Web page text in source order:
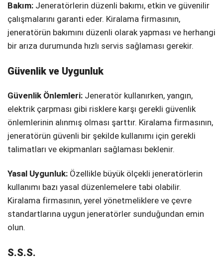
Bakım: Jeneratörlerin düzenli bakımı, etkin ve güvenilir
çalışmalarını garanti eder. Kiralama firmasının,
jeneratörün bakımını düzenli olarak yapması ve herhangi
bir arıza durumunda hızlı servis sağlaması gerekir.
Güvenlik ve Uygunluk
Güvenlik Önlemleri: Jeneratör kullanırken, yangın,
elektrik çarpması gibi risklere karşı gerekli güvenlik
önlemlerinin alınmış olması şarttır. Kiralama firmasının,
jeneratörün güvenli bir şekilde kullanımı için gerekli
talimatları ve ekipmanları sağlaması beklenir.
Yasal Uygunluk: Özellikle büyük ölçekli jeneratörlerin
kullanımı bazı yasal düzenlemelere tabi olabilir.
Kiralama firmasının, yerel yönetmeliklere ve çevre
standartlarına uygun jeneratörler sunduğundan emin
olun.
S.S.S.